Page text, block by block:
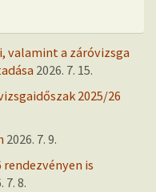
valamint a záróvizsga
2026. 7. 15.
2025/26
2026. 7. 9.
rendezvényen is
7. 8.